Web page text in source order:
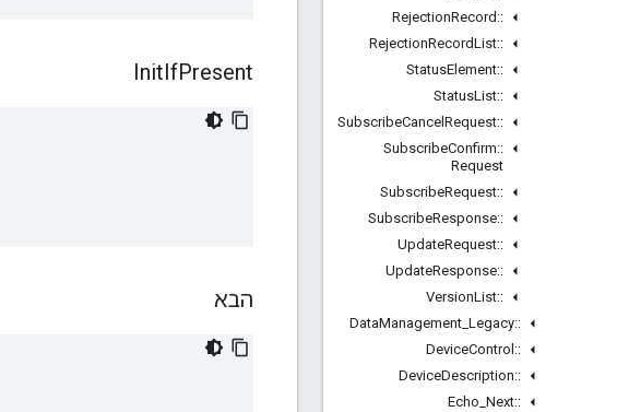
::
RejectionRecord
::
RejectionRecordList
::
StatusElement
::
StatusList
::
SubscribeCancel Request
::
SubscribeConfirm
Request
::
SubscribeRequest
::
SubscribeResponse
::
UpdateRequest
::
UpdateResponse
::
VersionList
::
DataManagement Legacy
::
DeviceControl
::
DeviceDescription
::
Echo Next
InitIfPresent
הבא